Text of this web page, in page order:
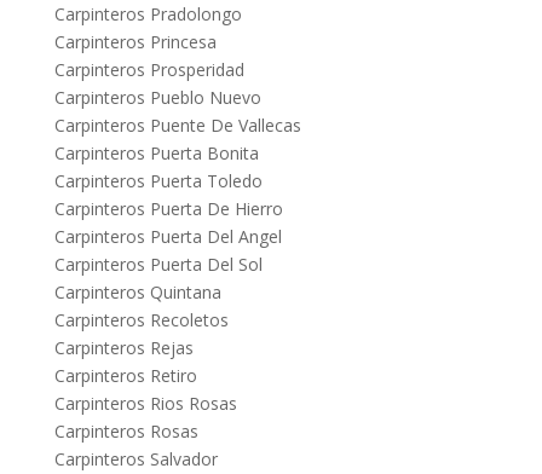
Carpinteros Pradolongo
Carpinteros Princesa
Carpinteros Prosperidad
Carpinteros Pueblo Nuevo
Carpinteros Puente De Vallecas
Carpinteros Puerta Bonita
Carpinteros Puerta Toledo
Carpinteros Puerta De Hierro
Carpinteros Puerta Del Angel
Carpinteros Puerta Del Sol
Carpinteros Quintana
Carpinteros Recoletos
Carpinteros Rejas
Carpinteros Retiro
Carpinteros Rios Rosas
Carpinteros Rosas
Carpinteros Salvador